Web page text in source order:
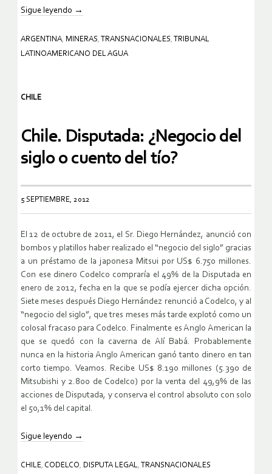
Sigue leyendo →
ARGENTINA, MINERAS, TRANSNACIONALES,
TRIBUNAL
LATINOAMERICANO DEL AGUA
CHILE
Chile. Disputada: ¿Negocio del
siglo o cuento del tío?
5 SEPTIEMBRE, 2012
El 12 de octubre de 2011, el Sr. Diego Hernández, anunció con
bombos y platillos haber realizado el “negocio del siglo” gracias
a un préstamo de la japonesa Mitsui por US$ 6.750 millones.
Con ese dinero Codelco compraría el 49% de la Disputada en
enero de 2012, fecha en la que se podía ejercer dicha opción.
Siete meses después Diego Hernández renunció a Codelco, y al
“negocio del siglo”, que tres meses más tarde explotó como un
colosal fracaso para Codelco. Finalmente es Anglo American la
que se quedó con la caverna de Alí Babá. Probablemente
nunca en la historia Anglo American ganó tanto dinero en tan
corto tiempo. Veamos. Recibe US$ 8.190 millones (5.390 de
Mitsubishi y 2.800 de Codelco) por la venta del 49,9% de las
acciones de Disputada, y conserva el control absoluto con solo
el 50,1% del capital.
Sigue leyendo →
CHILE, CODELCO, DISPUTA LEGAL, TRANSNACIONALES